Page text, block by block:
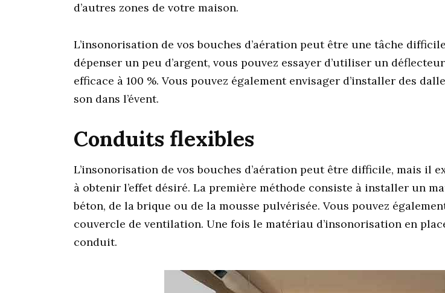
d’autres zones de votre maison.
L’insonorisation de vos bouches d’aération peut être une tâche
dépenser un peu d’argent, vous pouvez essayer d’utiliser un
efficace à 100 %. Vous pouvez également envisager d’installer des
son dans l’évent.
Conduits flexibles
L’insonorisation de vos bouches d’aération peut être difficile, mais
à obtenir l’effet désiré. La première méthode consiste à installer un
béton, de la brique ou de la mousse pulvérisée. Vous pouvez
couvercle de ventilation. Une fois le matériau d’insonorisation en
conduit.